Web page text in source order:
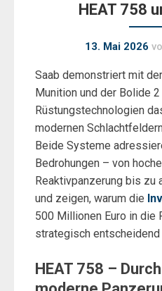
HEAT 758
13. Mai 2026
Saab demonstriert mit
Munition und der Bolide
Rüstungstechnologien
modernen
Beide Systeme
Bedrohungen – von
Reaktivpanzerung bis zu
und zeigen, warum die
500 Millionen Euro in die
strategisch entscheidend
HEAT 758 –